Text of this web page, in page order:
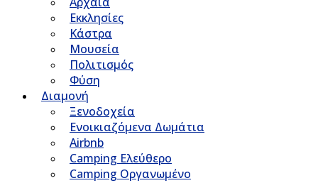
Εκκλησίες
Κάστρα
Μουσεία
Πολιτισμός
Φύση
Διαμονή
Ξενοδοχεία
Ενοικιαζόμενα Δωμάτια
Airbnb
Camping Ελεύθερο
Camping Οργανωμένο